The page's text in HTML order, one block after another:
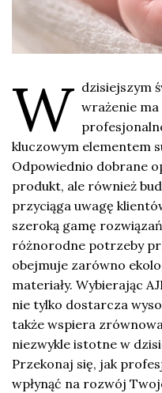
W dzisiejszym
wrażenie
kluczowym elementem
Odpowiednio dobrane
produkt, ale również
przyciąga uwagę
szeroką gamę
różnorodne potrzeby
obejmuje zarówno
materiały. Wybierając
nie tylko dostarcza
także wspiera
niezwykle istotne w
Przekonaj się, jak
wpłynąć na rozwój